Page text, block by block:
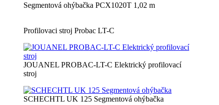
Segmentová ohýbačka PCX1020T 1,02 m
Profilovaci stroj Probac LT-C
JOUANEL PROBAC-LT-C Elektrický profilovací
stroj
SCHECHTL UK 125 Segmentová ohýbačka